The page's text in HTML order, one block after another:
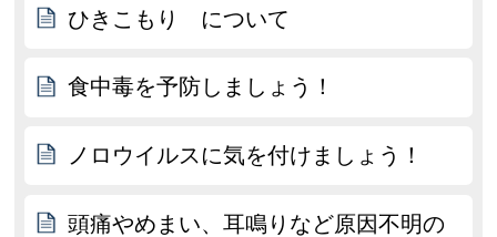
ひきこもり について
食中毒を予防しましょう！
ノロウイルスに気を付けましょう！
頭痛やめまい、耳鳴りなど原因不明の